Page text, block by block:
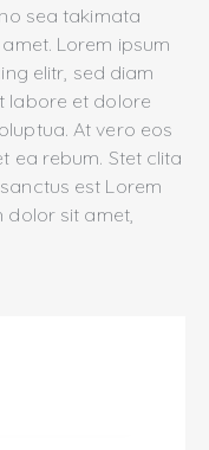
sea takimata
Lorem ipsum
elitr, sed diam
labore et dolore
At vero eos
ea rebum. Stet clita
est Lorem
dolor sit amet,